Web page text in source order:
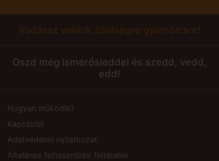
Vadássz velünk zöldségre gyümölcsre!
Oszd meg ismerősieddel és szedd, vedd,
edd!
Hogyan működik?
Kapcsolat
Adatvédelmi nyilatkozat
Általános felhasználási feltételek